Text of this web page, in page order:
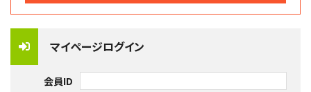
マイページログイン
会員ID